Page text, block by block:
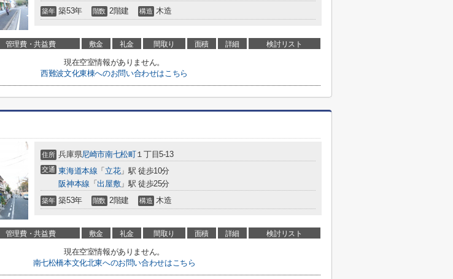
築年 築53年 階数 2階建 構造 木造
管理費・共益費 敷金 礼金 間取り 面積 詳細 検討リスト
現在空室情報がありません。
西難波文化東棟へのお問い合わせはこちら
住所 兵庫県尼崎市南七松町１丁目5-13
交通 東海道本線 「 立花」駅 徒歩10分
阪神本線 「出屋敷」駅 徒歩25分
築年 築53年 階数 2階建 構造 木造
管理費・共益費 敷金 礼金 間取り 面積 詳細 検討リスト
現在空室情報がありません。
南七松橋本文化北東へのお問い合わせはこちら